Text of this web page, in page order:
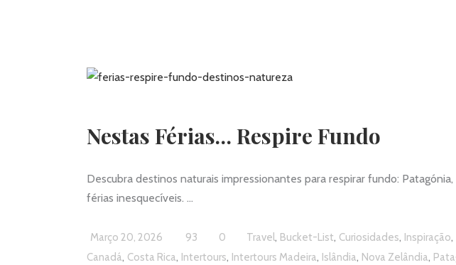
Nestas Férias… Respire Fundo
Descubra destinos naturais impressionantes para respirar fundo:
férias inesquecíveis.
Março 20, 2026 93 0 Travel, Bucket-List, Curiosidades, Inspiração,
Canadá, Costa Rica, Intertours, Intertours Madeira, Islândia, Nova Zelândia,